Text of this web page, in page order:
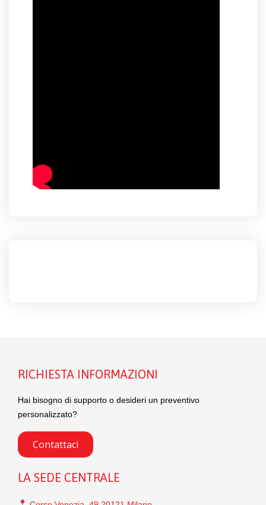
RICHIESTA INFORMAZIONI
Hai bisogno di supporto o desideri un preventivo
personalizzato?
Contattaci
LA SEDE CENTRALE